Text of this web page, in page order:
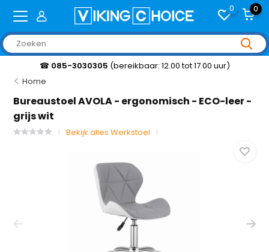
0 0
☎ 085-3030305 (bereikbaar: 12.00 tot 17.00 uur)
Home
Bureaustoel AVOLA - ergonomisch - ECO-leer -
grijs wit
Bekijk alles Werkstoel